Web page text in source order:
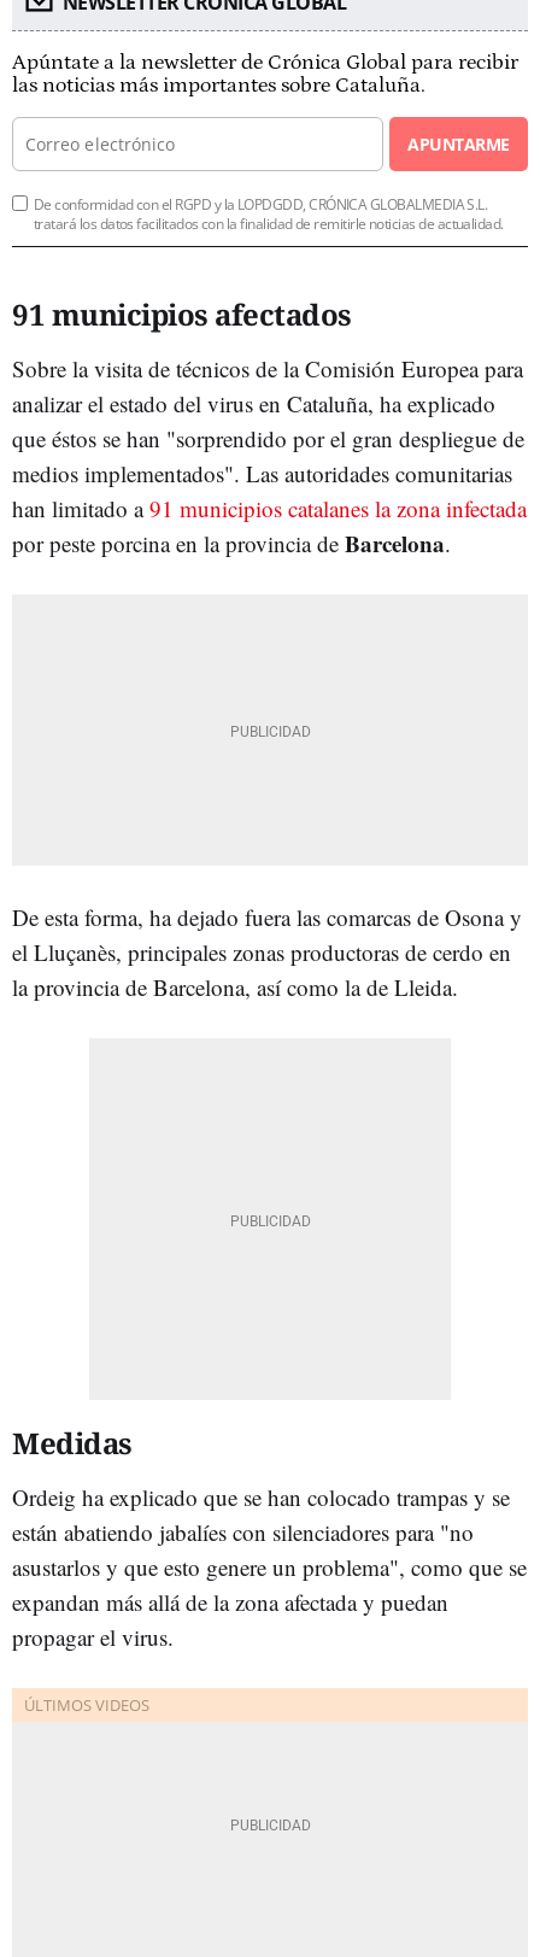
Apúntate a la newsletter de Crónica Global para recibir
las noticias más importantes sobre Cataluña.
APUNTARME
De conformidad con el RGPD y la LOPDGDD, CRÓNICA GLOBALMEDIA S.L.
tratará los datos facilitados con la finalidad de remitirle noticias de actualidad.
91 municipios afectados
Sobre la visita de técnicos de la Comisión Europea para
analizar el estado del virus en Cataluña, ha explicado
que éstos se han "sorprendido por el gran despliegue de
medios implementados". Las autoridades comunitarias
han limitado a91 municipios catalanes la zona infectada
por peste porcina en la provincia de Barcelona.
De esta forma, ha dejado fuera las comarcas de Osona y
el Lluçanès, principales zonas productoras de cerdo en
la provincia de Barcelona, así como la de Lleida.
Medidas
Ordeig ha explicado que se han colocado trampas y se
están abatiendo jabalíes con silenciadores para "no
asustarlos y que esto genere un problema", como que se
expandan más allá de la zona afectada y puedan
propagar el virus.